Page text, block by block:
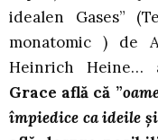
idealen Gases”
monatomic ) de
Heinrich Heine…
Grace află că ”
împiedice ca ideile